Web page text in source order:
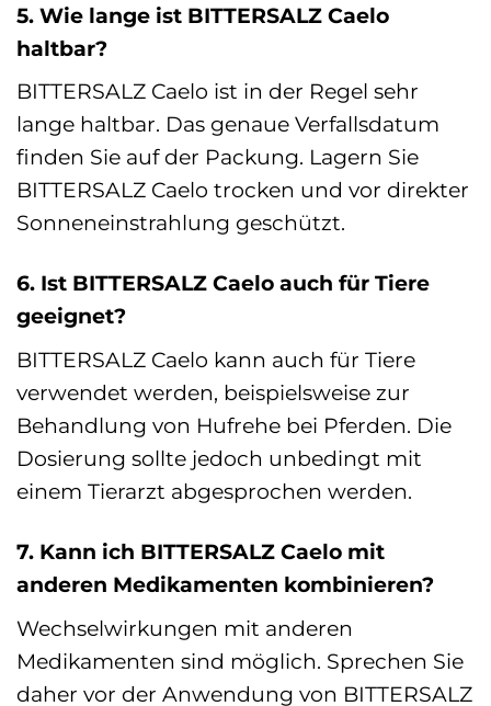
5. Wie lange ist BITTERSALZ Caelo
haltbar?
BITTERSALZ Caelo ist in der Regel sehr
lange haltbar. Das genaue Verfallsdatum
finden Sie auf der Packung. Lagern Sie
BITTERSALZ Caelo trocken und vor direkter
Sonneneinstrahlung geschützt.
6. Ist BITTERSALZ Caelo auch für Tiere
geeignet?
BITTERSALZ Caelo kann auch für Tiere
verwendet werden, beispielsweise zur
Behandlung von Hufrehe bei Pferden. Die
Dosierung sollte jedoch unbedingt mit
einem Tierarzt abgesprochen werden.
7. Kann ich BITTERSALZ Caelo mit
anderen Medikamenten kombinieren?
Wechselwirkungen mit anderen
Medikamenten sind möglich. Sprechen Sie
daher vor der Anwendung von BITTERSALZ